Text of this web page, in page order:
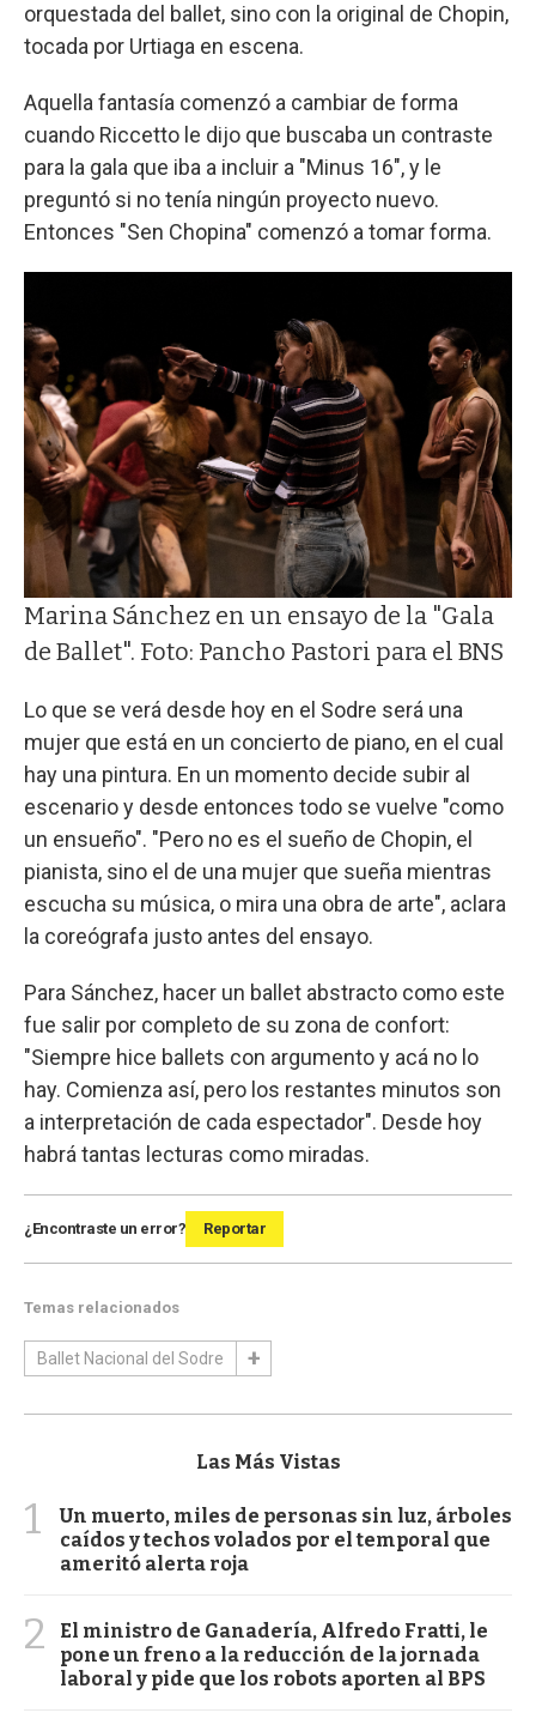
orquestada del ballet, sino con la original de Chopin,
tocada por Urtiaga en escena.
Aquella fantasía comenzó a cambiar de forma
cuando Riccetto le dijo que buscaba un contraste
para la gala que iba a incluir a "Minus 16", y le
preguntó si no tenía ningún proyecto nuevo.
Entonces "Sen Chopina" comenzó a tomar forma.
Marina Sánchez en un ensayo de la "Gala
de Ballet". Foto: Pancho Pastori para el BNS
Lo que se verá desde hoy en el Sodre será una
mujer que está en un concierto de piano, en el cual
hay una pintura. En un momento decide subir al
escenario y desde entonces todo se vuelve "como
un ensueño". "Pero no es el sueño de Chopin, el
pianista, sino el de una mujer que sueña mientras
escucha su música, o mira una obra de arte", aclara
la coreógrafa justo antes del ensayo.
Para Sánchez, hacer un ballet abstracto como este
fue salir por completo de su zona de confort:
"Siempre hice ballets con argumento y acá no lo
hay. Comienza así, pero los restantes minutos son
a interpretación de cada espectador". Desde hoy
habrá tantas lecturas como miradas.
¿Encontraste un error? Reportar
Temas relacionados
Ballet Nacional del Sodre
Las Más Vistas
1
Un muerto, miles de personas sin luz, árboles
caídos y techos volados por el temporal que
ameritó alerta roja
2
El ministro de Ganadería, Alfredo Fratti, le
pone un freno a la reducción de la jornada
laboral y pide que los robots aporten al BPS